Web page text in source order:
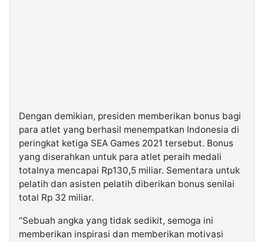
Dengan demikian, presiden memberikan bonus bagi
para atlet yang berhasil menempatkan Indonesia di
peringkat ketiga SEA Games 2021 tersebut. Bonus
yang diserahkan untuk para atlet peraih medali
totalnya mencapai Rp130,5 miliar. Sementara untuk
pelatih dan asisten pelatih diberikan bonus senilai
total Rp 32 miliar.
“Sebuah angka yang tidak sedikit, semoga ini
memberikan inspirasi dan memberikan motivasi